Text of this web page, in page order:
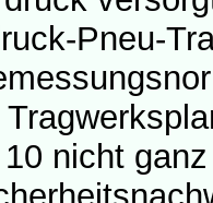
Pneu-
10 nicht